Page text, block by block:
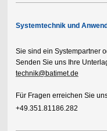
Systemtechnik und
Sie sind ein Systempartner
Senden Sie uns Ihre
technik@batimet.de
Für Fragen erreichen Sie
+49.351.81186.282